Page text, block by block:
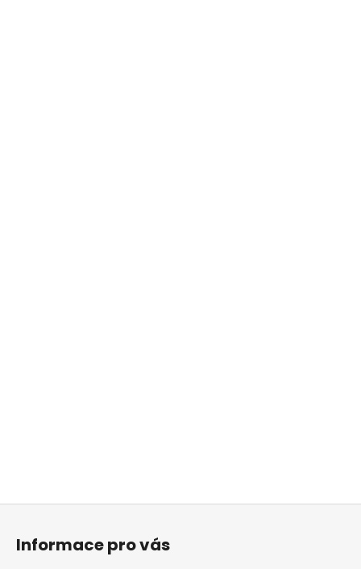
Informace pro vás